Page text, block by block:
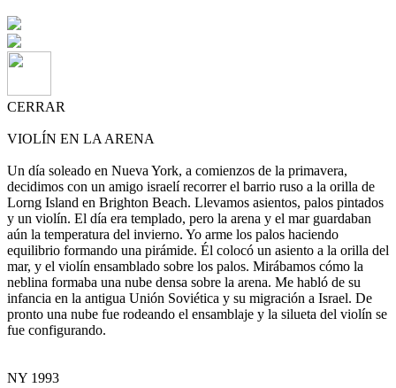
CERRAR
VIOLÍN EN LA ARENA
Un día soleado en Nueva York, a comienzos de la primavera,
decidimos con un amigo israelí recorrer el barrio ruso a la orilla de
Lorng Island en Brighton Beach. Llevamos asientos, palos pintados
y un violín. El día era templado, pero la arena y el mar guardaban
aún la temperatura del invierno. Yo arme los palos haciendo
equilibrio formando una pirámide. Él colocó un asiento a la orilla del
mar, y el violín ensamblado sobre los palos. Mirábamos cómo la
neblina formaba una nube densa sobre la arena. Me habló de su
infancia en la antigua Unión Soviética y su migración a Israel. De
pronto una nube fue rodeando el ensamblaje y la silueta del violín se
fue configurando.
NY 1993